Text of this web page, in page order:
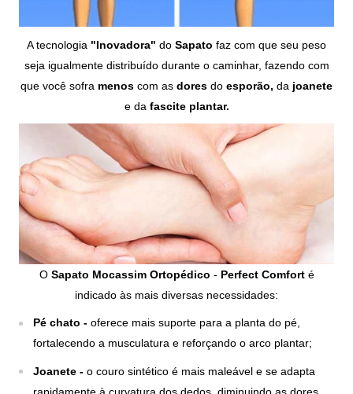
A tecnologia "Inovadora" do Sapato faz com que seu peso
seja igualmente distribuído durante o caminhar, fazendo com
que você sofra menos com as dores do esporão, da joanete
e da fascite plantar.
O Sapato Mocassim Ortopédico - Perfect Comfort é
indicado às mais diversas necessidades:
Pé chato - oferece mais suporte para a planta do pé,
fortalecendo a musculatura e reforçando o arco plantar;
Joanete - o couro sintético é mais maleável e se adapta